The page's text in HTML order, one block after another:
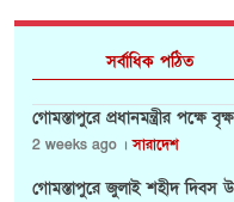
সর্বাধিক পঠিত
গোমস্তাপুরে প্রধানমন্ত্রীর পক্ষে
2 weeks ago ।সারাদেশ
গোমস্তাপুরে জুলাই শহীদ দিবস